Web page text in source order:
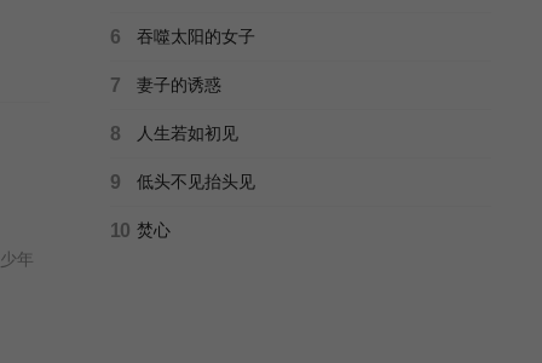
年
6 吞噬太阳的女子
7 妻子的诱惑
8 人生若如初见
9 低头不见抬头见
10 焚心